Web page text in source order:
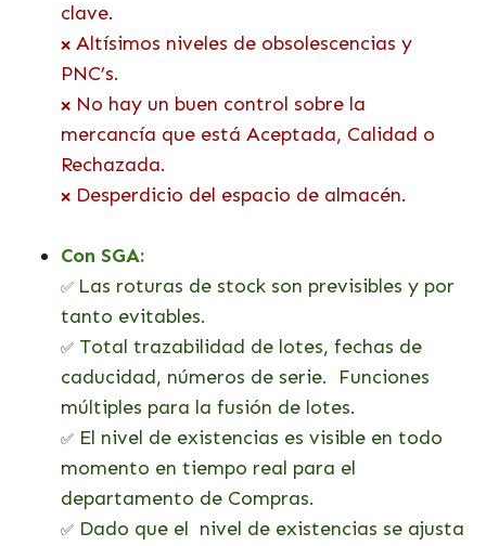
clave.
❌ Altísimos niveles de obsolescencias y
PNC’s.
❌ No hay un buen control sobre la
mercancía que está Aceptada, Calidad o
Rechazada.
❌ Desperdicio del espacio de almacén.
Con SGA:
✅ Las roturas de stock son previsibles y por
tanto evitables.
✅ Total trazabilidad de lotes, fechas de
caducidad, números de serie.
Funciones
múltiples para la fusión de lotes.
✅ El nivel de existencias es visible en todo
momento en tiempo real para el
departamento de Compras.
✅ Dado que el nivel de existencias se ajusta